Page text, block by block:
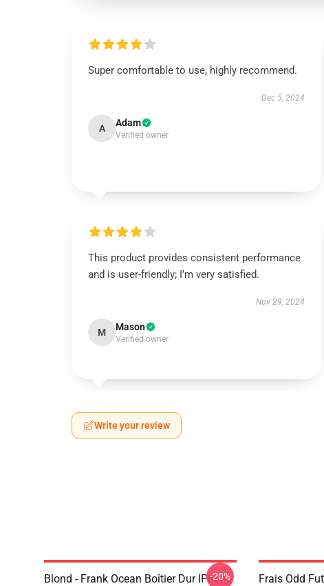
Super comfortable to use, highly recommend.
Dec 5, 2024
A Adam
Verified owner
This product provides consistent performance
and is user-friendly; I’m very satisfied.
Nov 29, 2024
M Mason
Verified owner
Write your review
Blond - Frank Ocean Boîtier Dur IPhone
-20%
Frais Odd